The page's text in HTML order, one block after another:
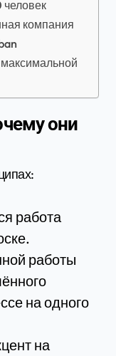
человек
компания
они
работа
работы
на одного
на